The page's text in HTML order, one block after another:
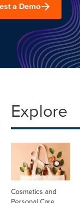
a Demo
Explore
Cosmetics and